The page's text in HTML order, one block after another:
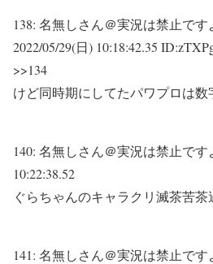
138: 名無しさん＠実況は禁止です
2022/05/29(日) 10:18:42.35
>>134
けど同時期にしてたパワプロは
140: 名無しさん＠実況は禁止です
10:22:38.52
ぐらちゃんのキャラクリ滅茶苦茶
141: 名無しさん＠実況は禁止です